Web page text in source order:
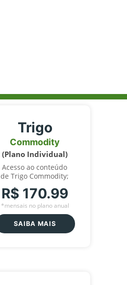
Trigo
Commodity
(Plano Individual)
Acesso ao conteúdo
de Trigo Commodity;
R$ 170.99
*mensais no plano anual
SAIBA MAIS